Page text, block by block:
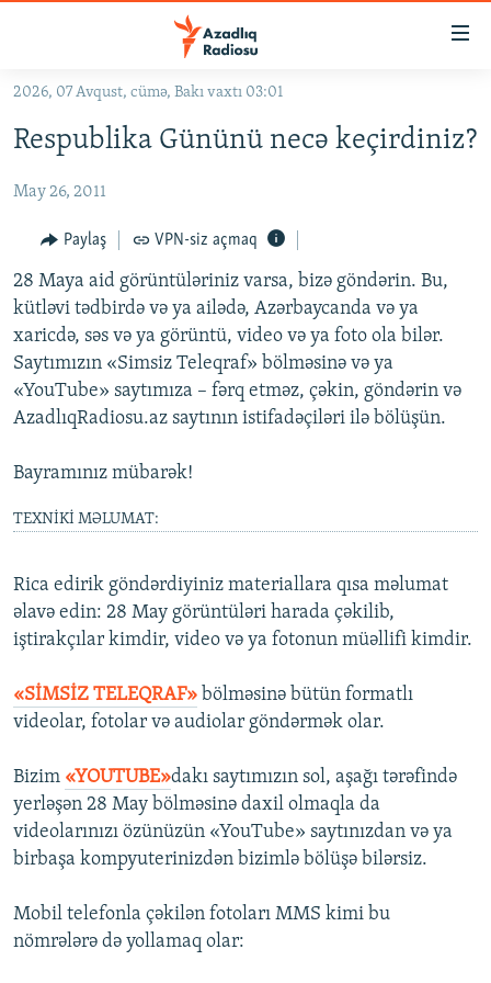
Əsas
qayıt
naviqasiyaya
Axtarışa
keç
#İZAHLA
KORRUPSIOMETR
#ƏSLINDƏ
FƏRQƏ BAX
QANUNI DOĞRU
ARAŞDIRMA
MULTIMEDIA
VIDEO
FOTOQALEREYA
İNFOQRAFIKA
RADIO ARXIV
OXU ZALI
AZƏRBAYCAN ƏDƏBIYYATI KITABXANASI
İZ - MƏDƏNIYYƏT PROQRAMI
HAQQIMIZDA
MISSIYAMIZ
MATERIALLARIMIZDAN ISTIFADƏ
AZADLIQRADIOSU MOBIL TELEFONUNUZDA
XƏBƏR BÜLLETENLƏRIMIZ
BIZI IZLƏ
RFE/RL-in bütün saytları
2026, 07 Avqust, cümə, Bakı vaxtı 03:01
Respublika Gününü necə keçirdiniz?
May 26, 2011
Paylaş VPN-siz açmaq
28 Maya aid görüntüləriniz varsa, bizə göndərin. Bu,
kütləvi tədbirdə və ya ailədə, Azərbaycanda və ya
xaricdə, səs və ya görüntü, video və ya foto ola bilər.
Saytımızın «Simsiz Teleqraf» bölməsinə və ya
«YouTube» saytımıza – fərq etməz, çəkin, göndərin və
AzadlıqRadiosu.az saytının istifadəçiləri ilə bölüşün.
Bayramınız mübarək!
TEXNİKİ MƏLUMAT:
Rica edirik göndərdiyiniz materiallara qısa məlumat
əlavə edin: 28 May görüntüləri harada çəkilib,
iştirakçılar kimdir, video və ya fotonun müəllifi kimdir.
«SİMSİZ TELEQRAF» bölməsinə bütün formatlı
videolar, fotolar və audiolar göndərmək olar.
Bizim «YOUTUBE»dakı saytımızın sol, aşağı tərəfində
yerləşən 28 May bölməsinə daxil olmaqla da
videolarınızı özünüzün «YouTube» saytınızdan və ya
birbaşa kompyuterinizdən bizimlə bölüşə bilərsiz.
Mobil telefonla çəkilən fotoları MMS kimi bu
nömrələrə də yollamaq olar: